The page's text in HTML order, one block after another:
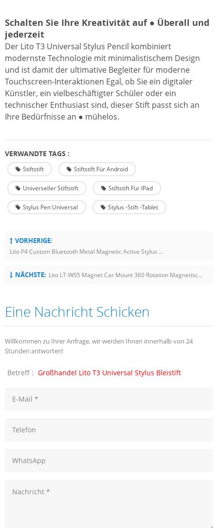
Schalten Sie Ihre Kreativität auf ● Überall und
jederzeit
Der Lito T3 Universal Stylus Pencil kombiniert
modernste Technologie mit minimalistischem Design
und ist damit der ultimative Begleiter für moderne
Touchscreen-Interaktionen Egal, ob Sie ein digitaler
Künstler, ein vielbeschäftigter Schüler oder ein
technischer Enthusiast sind, dieser Stift passt sich an
Ihre Bedürfnisse an ● mühelos.
VERWANDTE TAGS :
Stiftstift Stiftstift Für Android
Universeller Stiftstift Stiftstift Für IPad
Stylus Pen Universal Stylus -Stift -Tablet
VORHERIGE:
Lito P4 Custom Bluetooth Metal Magnetic Active Stylus Stift Für IPad: Präzision Erfüllt Die Portabilität
NÄCHSTE: Lito LT-W05 Magnet Car Mount 360 Rotation Magnetischer Handyhalter Für Auto
Eine Nachricht Schicken
Willkommen zu Ihrer Anfrage, wir werden Ihnen innerhalb von 24
Stunden antworten!
Betreff : Großhandel Lito T3 Universal Stylus Bleistift